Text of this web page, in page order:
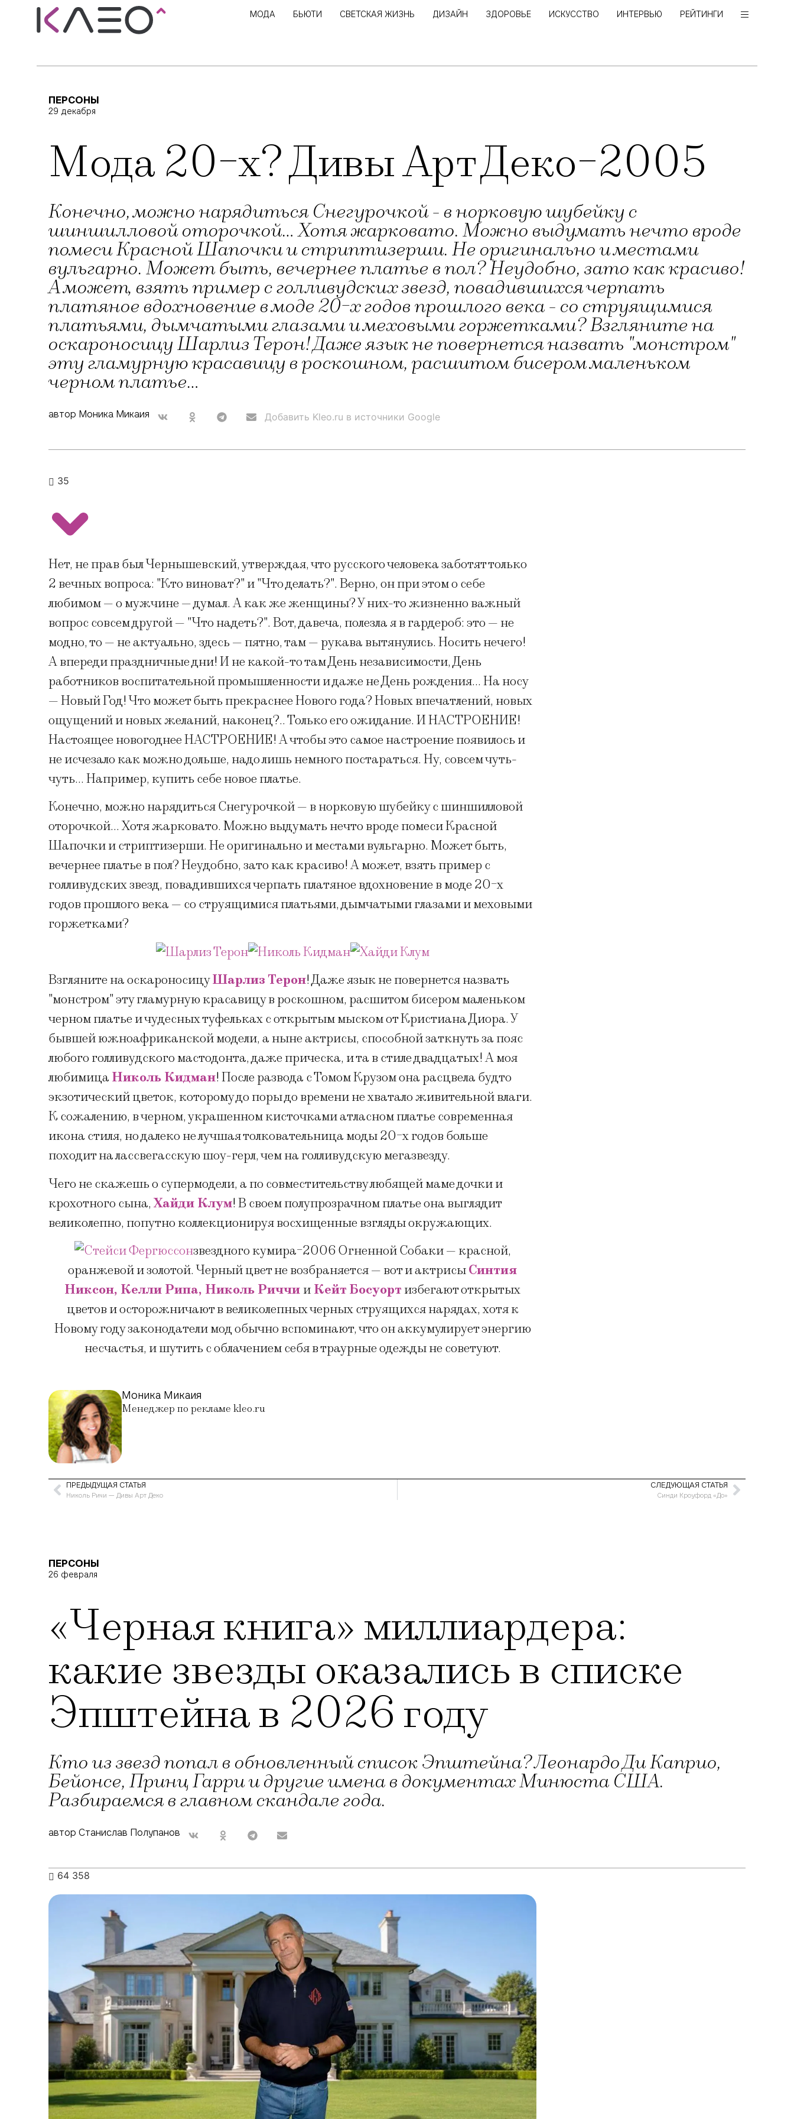
МОДА БЬЮТИ СВЕТСКАЯ ЖИЗНЬ ДИЗАЙН ЗДОРОВЬЕ ИСКУССТВО ИНТЕРВЬЮ РЕЙТИНГИ
ПЕРСОНЫ
29 декабря
Мода 20-х? Дивы Арт Деко-2005
Конечно, можно нарядиться Снегурочкой - в норковую шубейку с
шиншилловой оторочкой… Хотя жарковато. Можно выдумать нечто вроде
помеси Красной Шапочки и стриптизерши. Не оригинально и местами
вульгарно. Может быть, вечернее платье в пол? Неудобно, зато как красиво!
А может, взять пример с голливудских звезд, повадившихся черпать
платяное вдохновение в моде 20-х годов прошлого века - со струящимися
платьями, дымчатыми глазами и меховыми горжетками? Взгляните на
оскароносицу Шарлиз Терон! Даже язык не повернется назвать "монстром"
эту гламурную красавицу в роскошном, расшитом бисером маленьком
черном платье...
автор Моника Микаия Добавить Kleo.ru в источники Google
35
Нет, не прав был Чернышевский, утверждая, что русского человека заботят только
2 вечных вопроса: "Кто виноват?" и "Что делать?". Верно, он при этом о себе
любимом — о мужчине — думал. А как же женщины? У них-то жизненно важный
вопрос совсем другой — "Что надеть?". Вот, давеча, полезла я в гардероб: это — не
модно, то — не актуально, здесь — пятно, там — рукава вытянулись. Носить нечего!
А впереди праздничные дни! И не какой-то там День независимости, День
работников воспитательной промышленности и даже не День рождения… На носу
— Новый Год! Что может быть прекраснее Нового года? Новых впечатлений, новых
ощущений и новых желаний, наконец?.. Только его ожидание. И НАСТРОЕНИЕ!
Настоящее новогоднее НАСТРОЕНИЕ! А чтобы это самое настроение появилось и
не исчезало как можно дольше, надо лишь немного постараться. Ну, совсем чуть-
чуть… Например, купить себе новое платье.
Конечно, можно нарядиться Снегурочкой — в норковую шубейку с шиншилловой
оторочкой… Хотя жарковато. Можно выдумать нечто вроде помеси Красной
Шапочки и стриптизерши. Не оригинально и местами вульгарно. Может быть,
вечернее платье в пол? Неудобно, зато как красиво! А может, взять пример с
голливудских звезд, повадившихся черпать платяное вдохновение в моде 20-х
годов прошлого века — со струящимися платьями, дымчатыми глазами и меховыми
горжетками?
Взгляните на оскароносицуШарлиз Терон! Даже язык не повернется назвать
"монстром" эту гламурную красавицу в роскошном, расшитом бисером маленьком
черном платье и чудесных туфельках с открытым мыском от Кристиана Диора. У
бывшей южноафриканской модели, а ныне актрисы, способной заткнуть за пояс
любого голливудского мастодонта, даже прическа, и та в стиле двадцатых! А моя
любимица Николь Кидман! После развода с Томом Крузом она расцвела будто
экзотический цветок, которому до поры до времени не хватало живительной влаги.
К сожалению, в черном, украшенном кисточками атласном платье современная
икона стиля, но далеко не лучшая толковательница моды 20-х годов больше
походит на лассвегасскую шоу-герл, чем на голливудскую мегазвезду.
Чего не скажешь о супермодели, а по совместительству любящей маме дочки и
крохотного сына, Хайди Клум! В своем полупрозрачном платье она выглядит
великолепно, попутно коллекционируя восхищенные взгляды окружающих.
звездного кумира-2006 Огненной Собаки — красной,
оранжевой и золотой. Черный цвет не возбраняется — вот и актрисыСинтия
Никсон, Келли Рипа, Николь Риччи и Кейт Босуорт избегают открытых
цветов и осторожничают в великолепных черных струящихся нарядах, хотя к
Новому году законодатели мод обычно вспоминают, что он аккумулирует энергию
несчастья, и шутить с облачением себя в траурные одежды не советуют.
Моника Микаия
Менеджер по рекламе kleo.ru
ПРЕДЫДУЩАЯ СТАТЬЯ
Николь Ричи — Дивы Арт Деко
СЛЕДУЮЩАЯ СТАТЬЯ
Синди Кроуфорд «До»
ПЕРСОНЫ
26 февраля
«Черная книга» миллиардера:
какие звезды оказались в списке
Эпштейна в 2026 году
Кто из звезд попал в обновленный список Эпштейна? Леонардо Ди Каприо,
Бейонсе, Принц Гарри и другие имена в документах Минюста США.
Разбираемся в главном скандале года.
автор Станислав Полупанов
64 358